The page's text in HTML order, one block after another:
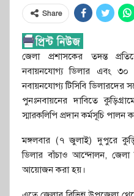
Share
জেলা প্রশাসকের তদন্ত
নবায়নযোগ্য ডিলার এবং ৩০
নবায়নযোগ্য টিসিবি ডিলারদের
পুনঃনবায়নের দাবিতে
স্মারকলিপি প্রদান কর্মসূচি পালন
মঙ্গলবার (৭ জুলাই) দুপুরে
ডিলার বাঁচাও আন্দোলন, জেলা
আয়োজন করা হয়।